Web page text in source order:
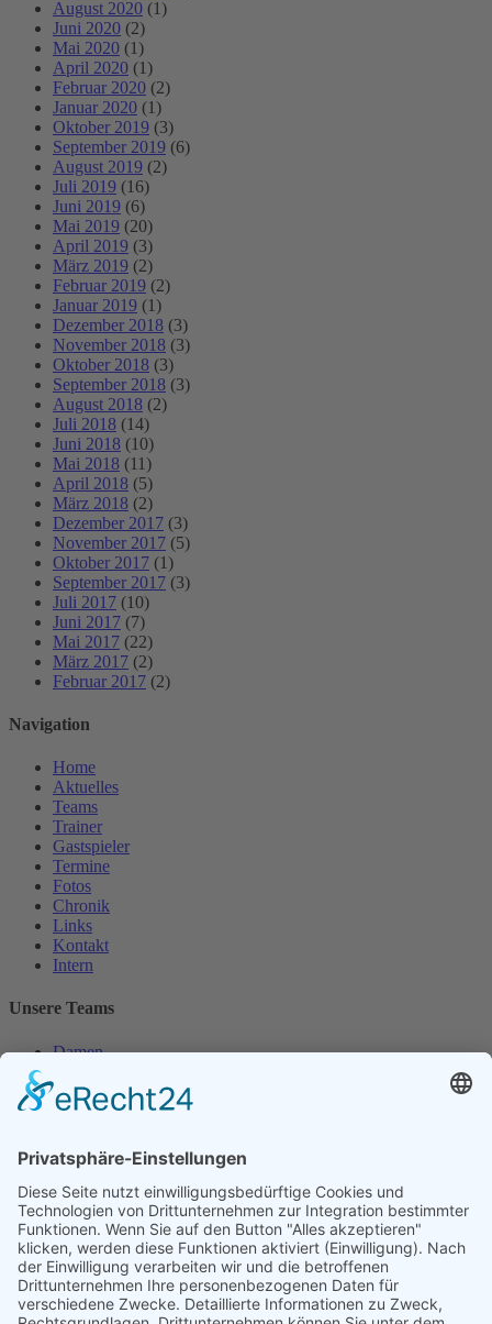
August 2020 (1)
Juni 2020 (2)
Mai 2020 (1)
April 2020 (1)
Februar 2020 (2)
Januar 2020 (1)
Oktober 2019 (3)
September 2019 (6)
August 2019 (2)
Juli 2019 (16)
Juni 2019 (6)
Mai 2019 (20)
April 2019 (3)
März 2019 (2)
Februar 2019 (2)
Januar 2019 (1)
Dezember 2018 (3)
November 2018 (3)
Oktober 2018 (3)
September 2018 (3)
August 2018 (2)
Juli 2018 (14)
Juni 2018 (10)
Mai 2018 (11)
April 2018 (5)
März 2018 (2)
Dezember 2017 (3)
November 2017 (5)
Oktober 2017 (1)
September 2017 (3)
Juli 2017 (10)
Juni 2017 (7)
Mai 2017 (22)
März 2017 (2)
Februar 2017 (2)
Navigation
Home
Aktuelles
Teams
Trainer
Gastspieler
Termine
Fotos
Chronik
Links
Kontakt
Intern
Unsere Teams
Damen
Herren
Herren 30
Unsere Jugend
Midcourt
Bambini
Juniorinnen 18
Knaben 15
Follow us